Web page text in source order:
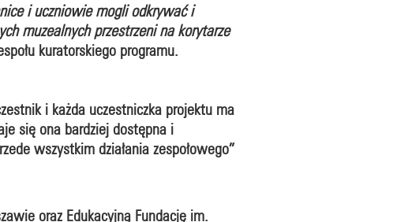
i uczniowie mogli odkrywać i
muzealnych przestrzeni na korytarze
kuratorskiego programu.
i każda uczestniczka projektu ma
się ona bardziej dostępna i
wszystkim działania zespołowego”
oraz Edukacyjną Fundację im.